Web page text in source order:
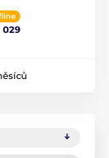
029